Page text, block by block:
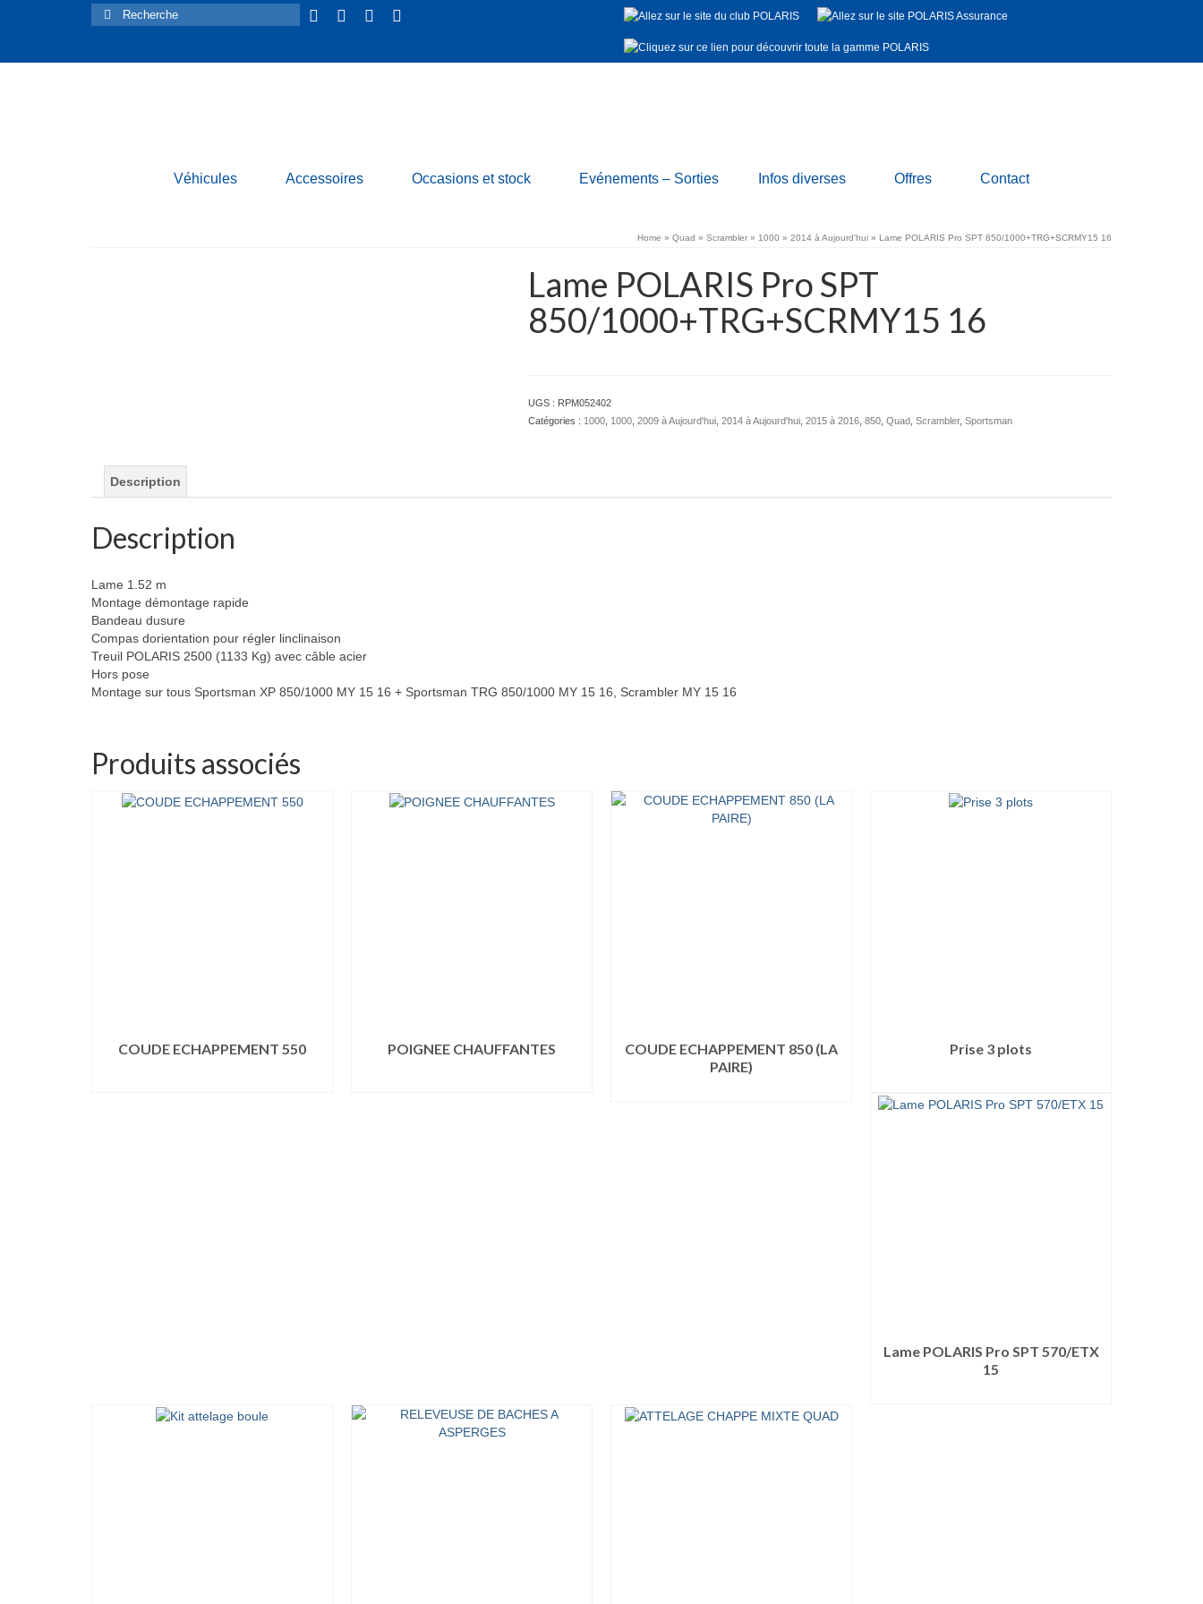
Rechercher :
Véhicules Accessoires Occasions et stock Evénements – Sorties Infos diverses Offres Contact
Home » Quad » Scrambler » 1000 » 2014 à Aujourd'hui » Lame POLARIS Pro SPT 850/1000+TRG+SCRMY15 16
Lame POLARIS Pro SPT
850/1000+TRG+SCRMY15 16
UGS : RPM052402
Catégories : 1000, 1000, 2009 à Aujourd'hui, 2014 à Aujourd'hui, 2015 à 2016, 850, Quad, Scrambler, Sportsman
Description
Description
Lame 1.52 m
Montage démontage rapide
Bandeau dusure
Compas dorientation pour régler linclinaison
Treuil POLARIS 2500 (1133 Kg) avec câble acier
Hors pose
Montage sur tous Sportsman XP 850/1000 MY 15 16 + Sportsman TRG 850/1000 MY 15 16, Scrambler MY 15 16
Produits associés
COUDE ECHAPPEMENT 550
POIGNEE CHAUFFANTES
COUDE ECHAPPEMENT 850 (LA
PAIRE)
Prise 3 plots
Lame POLARIS Pro SPT 570/ETX
15